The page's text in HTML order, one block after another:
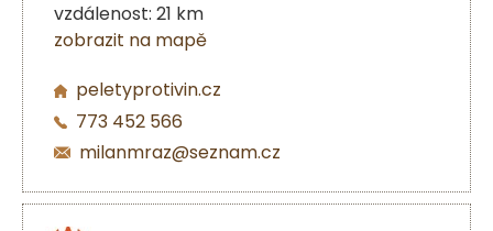
vzdálenost: 21 km
zobrazit na mapě
peletyprotivin.cz
773 452 566
milanmraz@seznam.cz